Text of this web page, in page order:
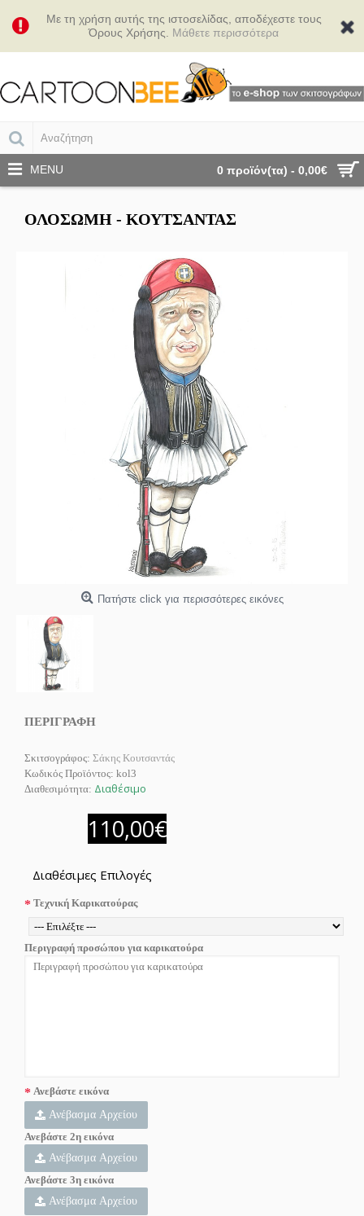
Με τη χρήση αυτής της ιστοσελίδας, αποδέχεστε τους
Όρους Χρήσης. Μάθετε περισσότερα
0 προϊόν(τα) - 0,00€
MENU
ΟΛΌΣΩΜΗ - ΚΟΥΤΣΑΝΤΆΣ
Πατήστε click για περισσότερες εικόνες
ΠΕΡΙΓΡΑΦΗ
Σκιτσογράφος: Σάκης Κουτσαντάς
Κωδικός Προϊόντος: kol3
Διαθεσιμότητα: Διαθέσιμο
110,00€
Διαθέσιμες Επιλογές
Τεχνική Καρικατούρας
Περιγραφή προσώπου για καρικατούρα
Ανεβάστε εικόνα
Ανέβασμα Αρχείου
Ανεβάστε 2η εικόνα
Ανέβασμα Αρχείου
Ανεβάστε 3η εικόνα
Ανέβασμα Αρχείου